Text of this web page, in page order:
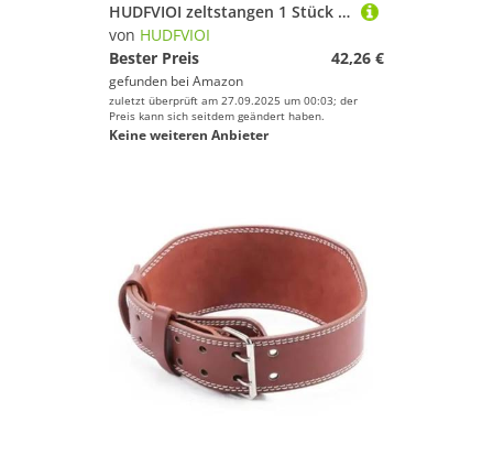
HUDFVIOI zeltstangen 1 Stück 8,5 mm x 3,6 m Zeltstange aus Aluminiumlegierung, 4,05 m 4,42 m Zeltstange, rot, Outdoor-Campingausrüstung, Zeltstange, 2-6 Personen, Zubehör(12 Sections 3.92m)
von HUDFVIOI
Bester Preis
42,26 €
gefunden bei Amazon
zuletzt überprüft am 27.09.2025 um 00:03; der
Preis kann sich seitdem geändert haben.
Keine weiteren Anbieter